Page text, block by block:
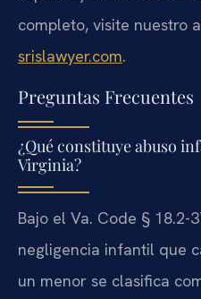
completo, visite nuestro
srislawyer.com.
Preguntas Frecuentes
¿Qué constituye abuso
Virginia?
Bajo el Va. Code § 18.2-
negligencia infantil que
un menor se clasifica